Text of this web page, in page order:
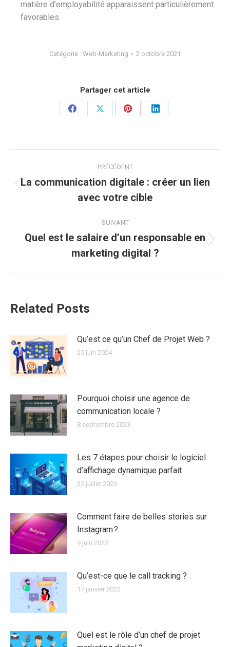
matière d’employabilité apparaissent particulièrement
favorables.
Catégorie : Web-Marketing 2 octobre 2021
Partager cet article
PartagerPartagerPartagerPartager
article
PRÉCÉDENT
Article
précédent
La communication digitale : créer un lien
avec votre cible
SUIVANT
suivant
Quel est le salaire d’un responsable en
marketing digital ?
Related Posts
Qu’est ce qu’un Chef de Projet Web ?
25 juin 2024
Pourquoi choisir une agence de
communication locale ?
8 septembre 2023
Les 7 étapes pour choisir le logiciel
d’affichage dynamique parfait
25 juillet 2023
Comment faire de belles stories sur
Instagram ?
9 juin 2022
Qu’est-ce que le call tracking ?
17 janvier 2022
Quel est le rôle d’un chef de projet